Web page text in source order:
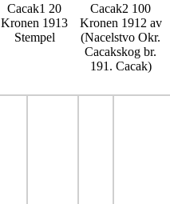
Cacak1 20
Kronen 1913
Stempel
Cacak2 100
Kronen 1912 av
(Nacelstvo Okr.
Cacakskog br.
191. Cacak)